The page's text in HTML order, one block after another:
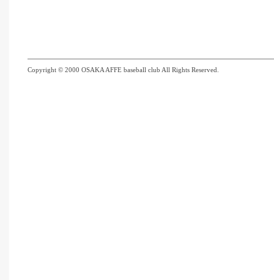
Copyright © 2000 OSAKA AFFE baseball club All Rights Reserved.